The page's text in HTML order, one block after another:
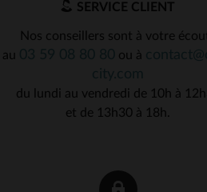
SERVICE CLIENT
Nos conseillers sont à votre
au
ou à
du lundi au vendredi de 10h à
et de 13h30 à 18h.